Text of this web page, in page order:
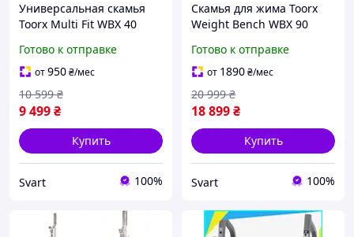
Универсальная скамья
Toorx Multi Fit WBX 40
products-for-life-
Готово к отправке
от950₴/мес
9 499₴
10 599 ₴
Купить
Svart 100%
Скамья для жима Toorx
Weight Bench WBX 90
products-for-life-
Готово к отправке
от 1890₴/мес
18 899₴
20 999 ₴
Купить
Svart 100%